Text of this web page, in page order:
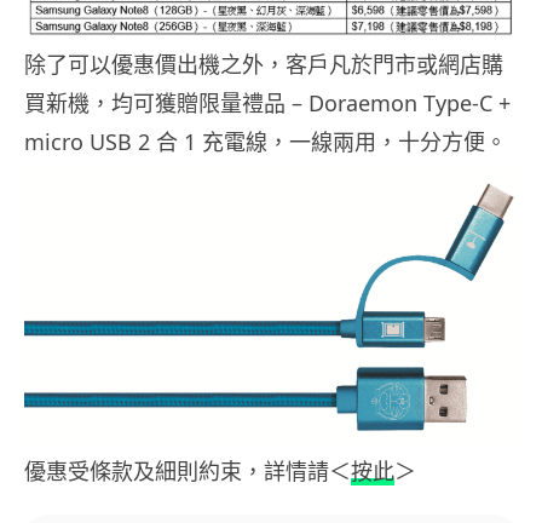
除了可以優惠價出機之外，客戶凡於門市或網店購
買新機，均可獲贈限量禮品 – Doraemon Type-C +
micro USB 2 合 1 充電線，一線兩用，十分方便。
優惠受條款及細則約束，詳情請＜按此＞